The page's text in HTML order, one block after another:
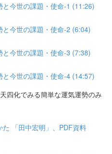
と今世の課題・使命-1 (11:26)
と今世の課題・使命-2 (6:04)
と今世の課題・使命-3 (7:38)
と今世の課題・使命-4 (14:57)
四化でみる簡単な運気運勢のみ
「田中宏明」、PDF資料